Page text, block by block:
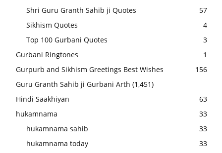
Shri Guru Granth Sahib ji Quotes
57
Sikhism Quotes
4
Top 100 Gurbani Quotes
3
Gurbani Ringtones
1
Gurpurb and Sikhism Greetings Best Wishes
156
Guru Granth Sahib ji Gurbani Arth (1,451)
Hindi Saakhiyan
63
hukamnama
33
hukamnama sahib
33
hukamnama today
33